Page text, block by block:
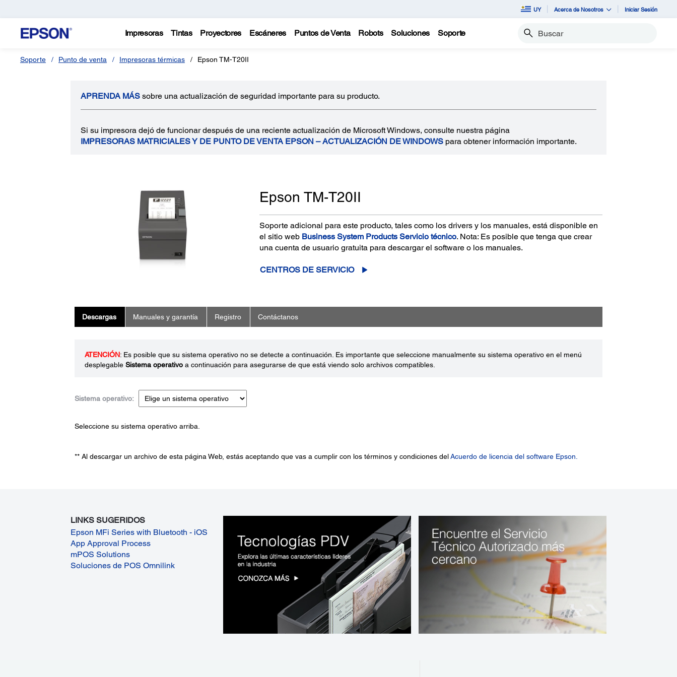
UY Acerca de Nosotros Iniciar Sesión
Impresoras Tintas Proyectores Escáneres Puntos de Venta Robots Soluciones Soporte Buscar
Soporte Punto de venta Impresoras térmicas Epson TM-T20II
APRENDA MÁS sobre una actualización de seguridad importante para su producto.
Si su impresora dejó de funcionar después de una reciente actualización de Microsoft Windows, consulte nuestra página
IMPRESORAS MATRICIALES Y DE PUNTO DE VENTA EPSON – ACTUALIZACIÓN DE WINDOWS para obtener información importante.
Epson TM-T20II
Soporte adicional para este producto, tales como los drivers y los manuales, está disponible en
el sitio web Business System Products Servicio técnico. Nota: Es posible que tenga que crear
una cuenta de usuario gratuita para descargar el software o los manuales.
CENTROS DE SERVICIO
Descargas Manuales y garantía Registro Contáctanos
ATENCIÓN: Es posible que su sistema operativo no se detecte a continuación. Es importante que seleccione manualmente su sistema operativo en el menú
desplegable Sistema operativoa continuación para asegurarse de que está viendo solo archivos compatibles.
Sistema operativo:
Seleccione su sistema operativo arriba.
** Al descargar un archivo de esta página Web, estás aceptando que vas a cumplir con los términos y condiciones delAcuerdo de licencia del software Epson.
LINKS SUGERIDOS
Epson MFi Series with Bluetooth - iOS
App Approval Process
mPOS Solutions
Soluciones de POS Omnilink